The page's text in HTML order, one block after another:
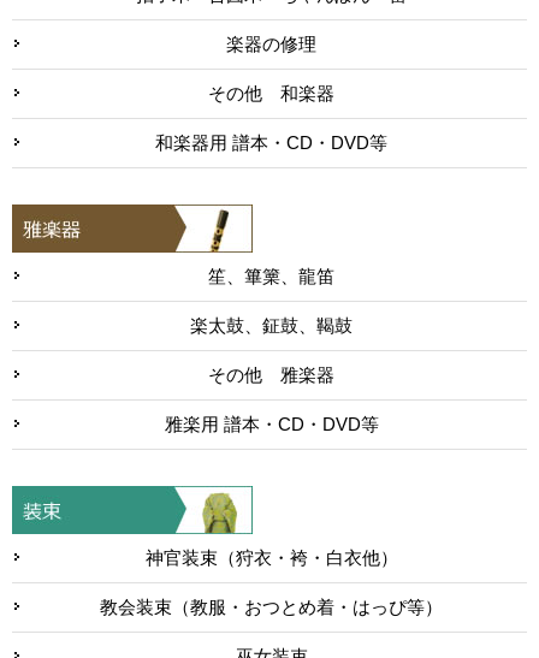
楽器の修理
その他 和楽器
和楽器用 譜本・CD・DVD等
笙、篳篥、龍笛
楽太鼓、鉦鼓、鞨鼓
その他 雅楽器
雅楽用 譜本・CD・DVD等
神官装束（狩衣・袴・白衣他）
教会装束（教服・おつとめ着・はっぴ等）